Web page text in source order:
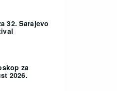
32. Sarajevo
za
2026.